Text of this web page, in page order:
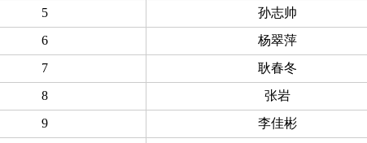
5
孙志帅
6
杨翠萍
7
耿春冬
8
张岩
9
李佳彬